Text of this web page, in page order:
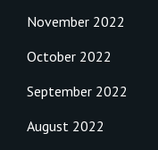
November 2022
October 2022
September 2022
August 2022